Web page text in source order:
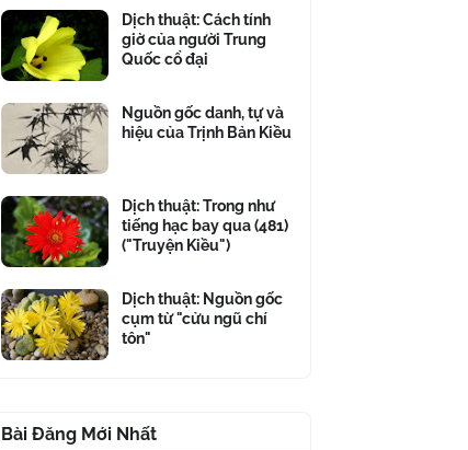
Dịch thuật: Cách tính
giờ của người Trung
Quốc cổ đại
Nguồn gốc danh, tự và
hiệu của Trịnh Bản Kiều
Dịch thuật: Trong như
tiếng hạc bay qua (481)
("Truyện Kiều")
Dịch thuật: Nguồn gốc
cụm từ "cửu ngũ chí
tôn"
Bài Đăng Mới Nhất